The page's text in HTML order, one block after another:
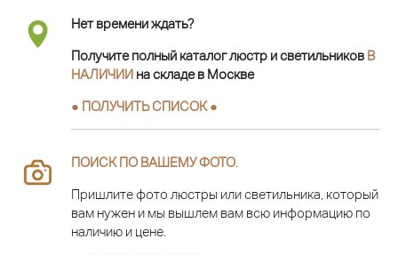
Нет времени ждать?
Получите полный каталог люстр и светильников В
НАЛИЧИИ на складе в Москве
● ПОЛУЧИТЬ СПИСОК ●
ПОИСК ПО ВАШЕМУ ФОТО
Пришлите фото люстры или светильника, который
вам нужен и мы вышлем вам всю информацию по
наличию и цене.